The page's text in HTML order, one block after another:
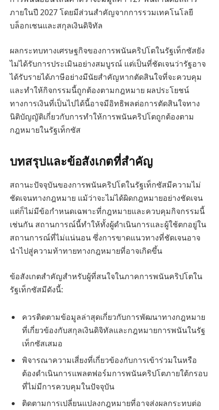
ภายในปี 2027 โดยมีส่วนสำคัญจากการรวมเทคโนโลยี
บล็อกเชนและสกุลเงินดิจิทัล
ผลกระทบทางเศรษฐกิจของการพนันคริปโตในรัฐเท็กซัสยัง
ไม่ได้รับการประเมินอย่างสมบูรณ์ แต่เป็นที่ชัดเจนว่ารัฐอาจ
ได้รับรายได้ภาษีอย่างมีนัยสำคัญหากตัดสินใจที่จะควบคุม
และทำให้กิจกรรมนี้ถูกต้องตามกฎหมาย ผลประโยชน์
ทางการเงินที่เป็นไปได้นี้อาจมีอิทธิพลต่อการตัดสินใจทาง
นิติบัญญัติเกี่ยวกับการทำให้การพนันคริปโตถูกต้องตาม
กฎหมายในรัฐเท็กซัส
บทสรุปและข้อสังเกตที่สำคัญ
สถานะปัจจุบันของการพนันคริปโตในรัฐเท็กซัสมีความไม่
ชัดเจนทางกฎหมาย แม้ว่าจะไม่ได้ผิดกฎหมายอย่างชัดเจน
แต่ก็ไม่มีข้อกำหนดเฉพาะที่กฎหมายและควบคุมกิจกรรมนี้
เช่นกัน สถานการณ์นี้ทำให้ทั้งผู้ดำเนินการและผู้ใช้ตกอยู่ใน
สถานการณ์ที่ไม่แน่นอน ซึ่งการขาดแนวทางที่ชัดเจนอาจ
นำไปสู่ความท้าทายทางกฎหมายที่อาจเกิดขึ้น
ข้อสังเกตสำคัญสำหรับผู้ที่สนใจในภาคการพนันคริปโตใน
รัฐเท็กซัสมีดังนี้:
ควรติดตามข้อมูลล่าสุดเกี่ยวกับการพัฒนาทางกฎหมาย
ที่เกี่ยวข้องกับสกุลเงินดิจิทัลและกฎหมายการพนันในรัฐ
เท็กซัสเสมอ
พิจารณาความเสี่ยงที่เกี่ยวข้องกับการเข้าร่วมในหรือ
ต้องดำเนินการแพลตฟอร์มการพนันคริปโตภายใต้กรอบ
ที่ไม่มีการควบคุมในปัจจุบัน
ติดตามการเปลี่ยนแปลงกฎหมายที่อาจส่งผลกระทบต่อ